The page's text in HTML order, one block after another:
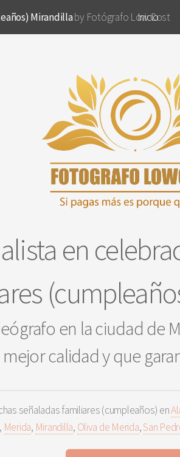
Mirandillaby Fotógrafo Low Cost
Inicio
en
en la ciudad de
mejor calidad y que
señaladas familiares (cumpleaños) en
, Merida, Mirandilla, Oliva de Merida,San